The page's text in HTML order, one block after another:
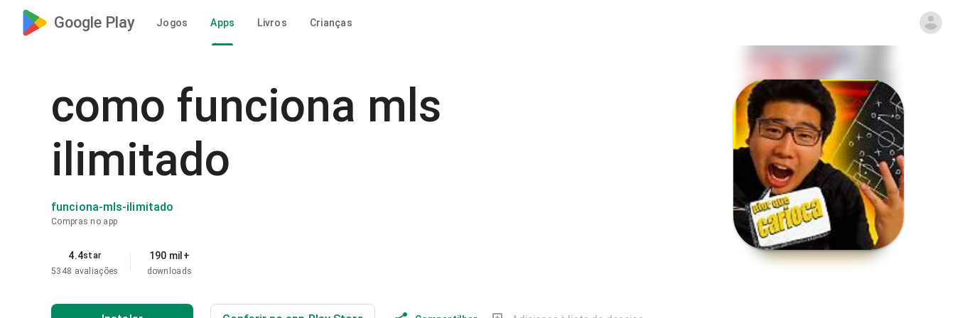
Google Play Jogos Apps Livros Crianças
como funciona mls
ilimitado
funciona-mls-ilimitado
Compras no app
4.4star
5348 avaliações
190 mil+
downloads